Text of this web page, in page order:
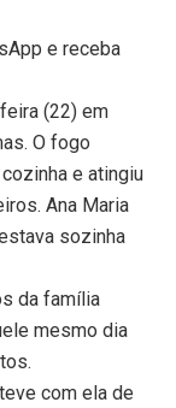
e receba
(22) em
O fogo
e atingiu
Ana Maria
sozinha
da família
mesmo dia
com ela de